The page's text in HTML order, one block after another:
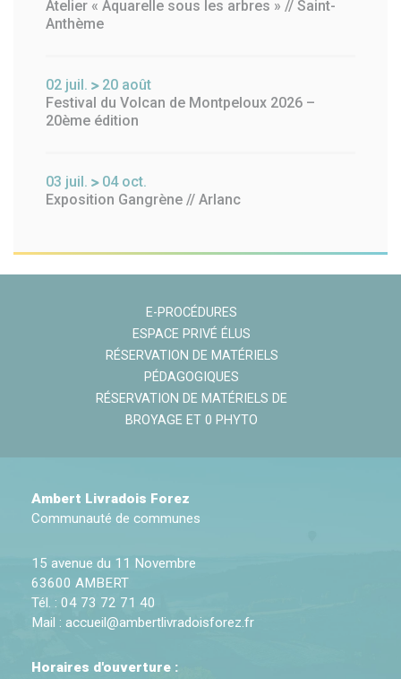
Atelier « Aquarelle sous les arbres » // Saint-
Anthème
02 juil. 20 août
Festival du Volcan de Montpeloux 2026 –
20ème édition
03 juil. 04 oct.
Exposition Gangrène // Arlanc
E-PROCÉDURES
ESPACE PRIVÉ ÉLUS
RÉSERVATION DE MATÉRIELS
PÉDAGOGIQUES
RÉSERVATION DE MATÉRIELS DE
BROYAGE ET 0 PHYTO
Ambert Livradois Forez
Communauté de communes
15 avenue du 11 Novembre
63600 AMBERT
Tél. : 04 73 72 71 40
Mail : accueil@ambertlivradoisforez.fr
Horaires d'ouverture :